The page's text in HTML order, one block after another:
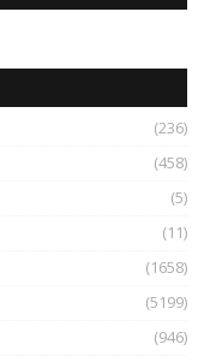
(236)
(458)
(5)
(11)
(1658)
(5199)
(946)